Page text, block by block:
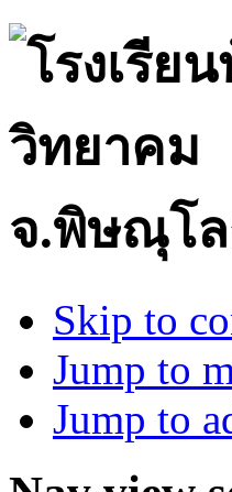
จ.พิษณุโ
Skip to
Jump to
Jump to